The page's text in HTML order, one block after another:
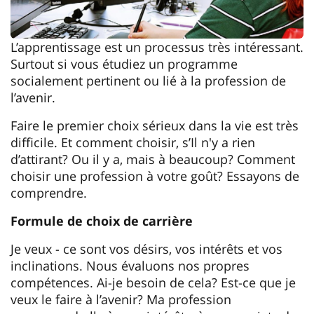
L’apprentissage est un processus très intéressant.
Surtout si vous étudiez un programme
socialement pertinent ou lié à la profession de
l’avenir.
Faire le premier choix sérieux dans la vie est très
difficile. Et comment choisir, s’Il n'y a rien
d’attirant? Ou il y a, mais à beaucoup? Comment
choisir une profession à votre goût? Essayons de
comprendre.
Formule de choix de carrière
Je veux - ce sont vos désirs, vos intérêts et vos
inclinations. Nous évaluons nos propres
compétences. Ai-je besoin de cela? Est-ce que je
veux le faire à l’avenir? Ma profession